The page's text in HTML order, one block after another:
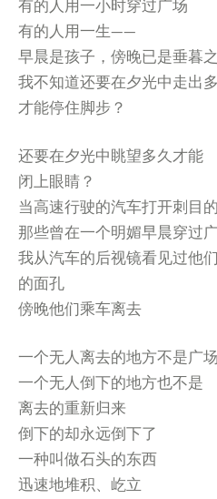
有的人用一小时穿过广场
有的人用一生——
早晨是孩子，傍晚已是垂暮
我不知道还要在夕光中走出
才能停住脚步？
还要在夕光中眺望多久才能
闭上眼睛？
当高速行驶的汽车打开刺目
那些曾在一个明媚早晨穿过
我从汽车的后视镜看见过他
的面孔
傍晚他们乘车离去
一个无人离去的地方不是广场
一个无人倒下的地方也不是
离去的重新归来
倒下的却永远倒下了
一种叫做石头的东西
迅速地堆积、屹立